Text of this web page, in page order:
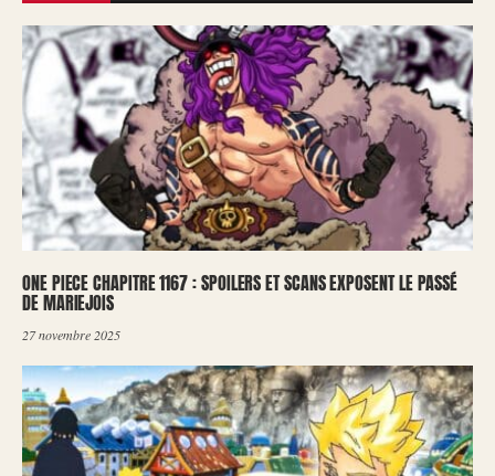
ONE PIECE CHAPITRE 1167 : SPOILERS ET SCANS EXPOSENT LE PASSÉ
DE MARIEJOIS
27 novembre 2025